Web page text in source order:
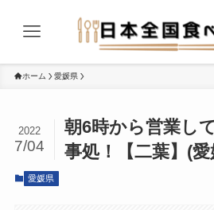
ホーム 愛媛県
朝6時から営業し
事処！【二葉】(
2022
7/04
愛媛県